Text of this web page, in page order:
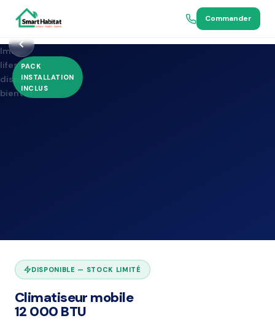
Commander
BEKO
Image
lifestyle —
disponible
bientôt
PACK
INSTALLATION
INCLUS
DISPONIBLE — STOCK LIMITÉ
Climatiseur mobile
12 000 BTU